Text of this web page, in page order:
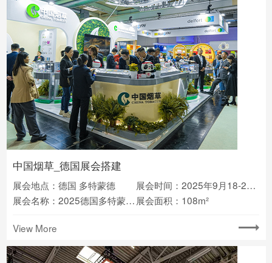
中国烟草_德国展会搭建
展会地点：德国 多特蒙德
展会时间：2025年9月18-20日
展会名称：2025德国多特蒙德烟草展会(InterTabac) 展会面积：108m²
View More